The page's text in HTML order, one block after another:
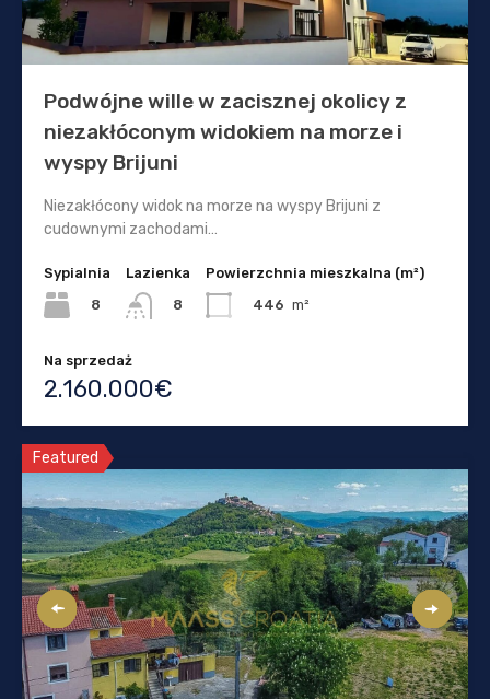
Podwójne wille w zacisznej okolicy z
niezakłóconym widokiem na morze i
wyspy Brijuni
Niezakłócony widok na morze na wyspy Brijuni z
cudownymi zachodami…
Sypialnia
8
Lazienka
8
Powierzchnia mieszkalna (m²)
446 m²
Na sprzedaż
2.160.000€
Featured